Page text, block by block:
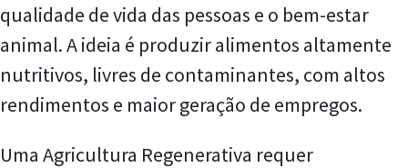
qualidade de vida das pessoas e o bem-estar
animal. A ideia é produzir alimentos altamente
nutritivos, livres de contaminantes, com altos
rendimentos e maior geração de empregos.
Uma Agricultura Regenerativa requer